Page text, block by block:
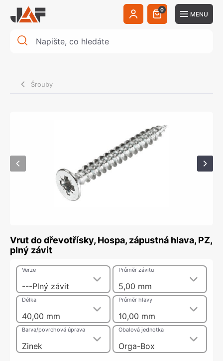
0
MENU
Šrouby
Vrut do dřevotřísky, Hospa, zápustná hlava, PZ,
plný závit
---Plný závit
Verze
5,00 mm
Průměr závitu
40,00 mm
Délka
10,00 mm
Průměr hlavy
Zinek
Barva/povrchová úprava
Orga-Box
Obalová jednotka